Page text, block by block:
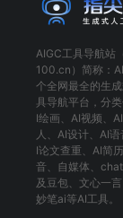
AIGC工具导航站
100.cn）简称：
个全网最全的生
具导航平台，分
I绘画 、 AI视频 、
人 、 AI设计、 AI语
I论文查重 、 AI简历
音、 自媒体 、
及 豆包、 文心一言
妙笔ai等AI工具。